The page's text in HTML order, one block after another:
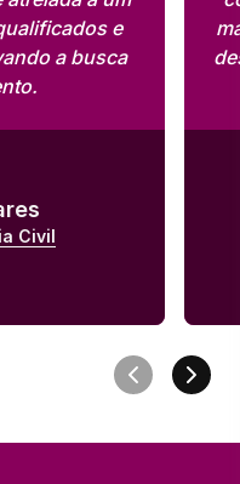
E
e
a busca
Civil